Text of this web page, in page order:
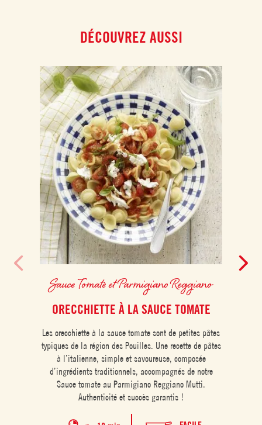
DÉCOUVREZ AUSSI
Sauce Tomate et Parmigiano Reggiano
ORECCHIETTE À LA SAUCE TOMATE
Les orecchiette à la sauce tomate sont de petites pâtes
typiques de la région des Pouilles. Une recette de pâtes
à l’italienne, simple et savoureuse, composée
d’ingrédients traditionnels, accompagnés de notre
Sauce tomate au Parmigiano Reggiano Mutti.
Authenticité et succès garantis !